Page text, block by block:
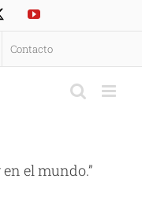
YouTube
Contacto
el mundo.”